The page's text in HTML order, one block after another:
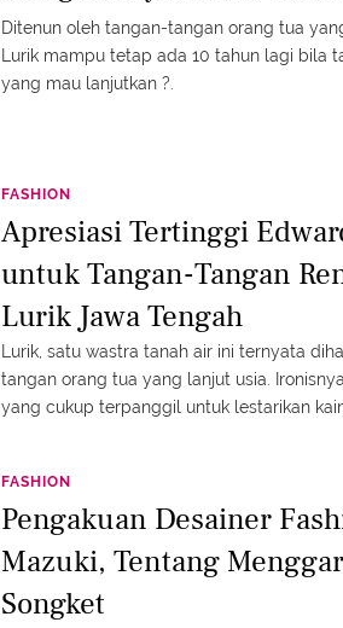
Ditenun oleh tangan-tangan orang tua
Lurik mampu tetap ada 10 tahun lagi bila
yang mau lanjutkan ?.
FASHION
Apresiasi Tertinggi
untuk Tangan-Tangan
Lurik Jawa Tengah
Lurik, satu wastra tanah air ini ternyata
tangan orang tua yang lanjut usia.
yang cukup terpanggil untuk lestarikan
FASHION
Pengakuan Desainer
Mazuki, Tentang
Songket